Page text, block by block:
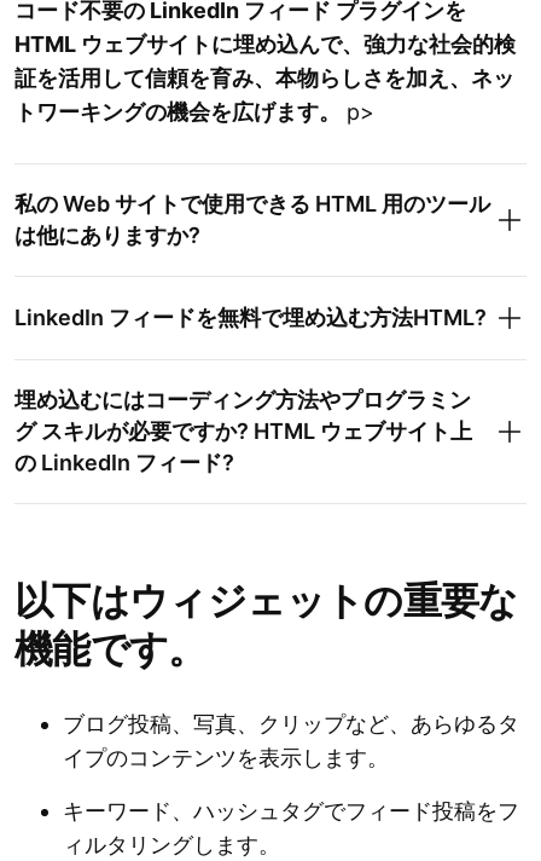
コード不要の LinkedIn フィード プラグインを
HTML ウェブサイトに埋め込んで、強力な社会的検
証を活用して信頼を育み、本物らしさを加え、ネッ
トワーキングの機会を広げます。
p>
私の Web サイトで使用できる HTML 用のツール
は他にありますか?
Pinterest を試してく
ださい。フィード
Instagram フィード
オールインワン レビュー
Google レビュ
LinkedIn フィードを無料で埋め込む方法HTML?
埋め込むにはコーディング方法やプログラミン
グ スキルが必要ですか? HTML ウェブサイト上
の LinkedIn フィード?
以下はウィジェットの重要な
機能です。
ブログ投稿、写真、クリップなど、あらゆるタ
イプのコンテンツを表示します。
キーワード、ハッシュタグでフィード投稿をフ
ィルタリングします。